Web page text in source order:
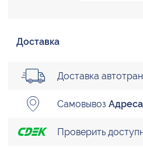
Доставка
Доставка
Самовывоз
Проверить